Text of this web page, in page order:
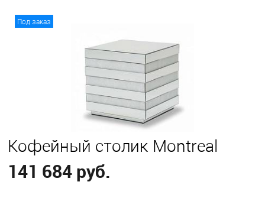
Под заказ
Кофейный столик Montreal
141 684 руб.